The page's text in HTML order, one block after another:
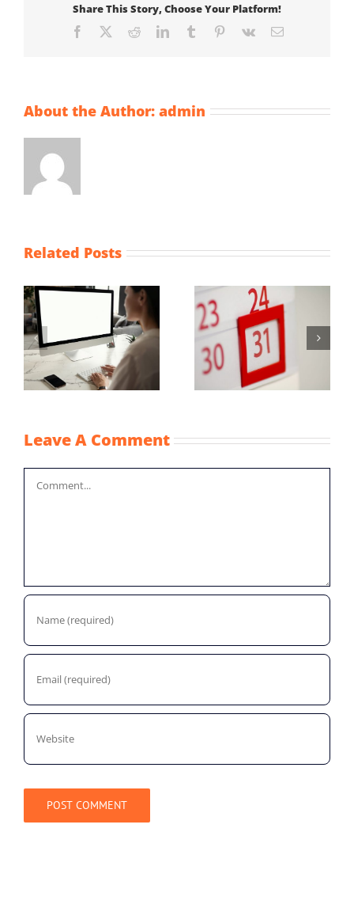
Share This Story, Choose Your Platform!
Facebook RedditLinkedInTumblr Pinterest
Vk Email
About the Author: admin
Related Posts
Vaststellingsaanvraag
NOW-1
Maximum
uurprijzen
2022
Leave A Comment